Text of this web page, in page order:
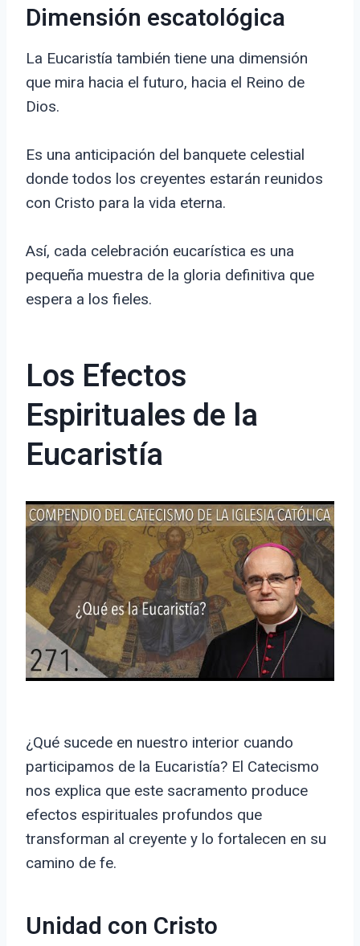
Dimensión escatológica
La Eucaristía también tiene una dimensión
que mira hacia el futuro, hacia el Reino de
Dios.
Es una anticipación del banquete celestial
donde todos los creyentes estarán reunidos
con Cristo para la vida eterna.
Así, cada celebración eucarística es una
pequeña muestra de la gloria definitiva que
espera a los fieles.
Los Efectos
Espirituales de la
Eucaristía
¿Qué sucede en nuestro interior cuando
participamos de la Eucaristía? El Catecismo
nos explica que este sacramento produce
efectos espirituales profundos que
transforman al creyente y lo fortalecen en su
camino de fe.
Unidad con Cristo